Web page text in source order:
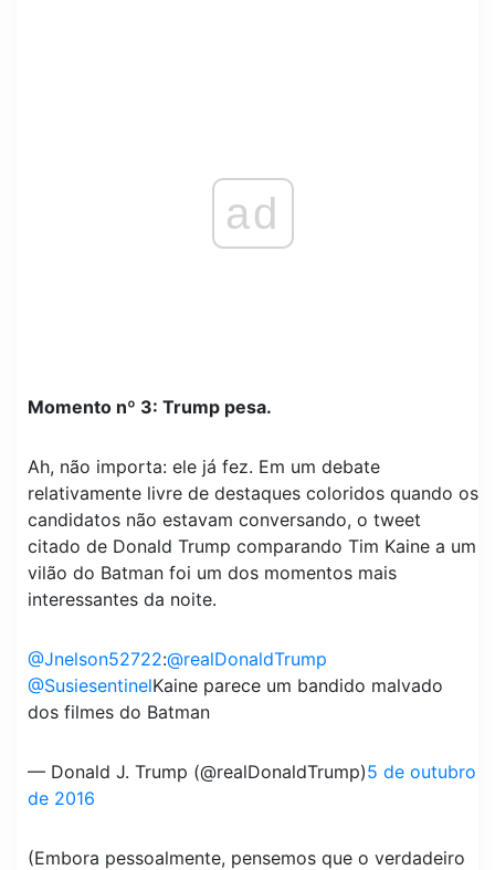
ad
Momento nº 3: Trump pesa.
Ah, não importa: ele já fez. Em um debate
relativamente livre de destaques coloridos quando os
candidatos não estavam conversando, o tweet
citado de Donald Trump comparando Tim Kaine a um
vilão do Batman foi um dos momentos mais
interessantes da noite.
@Jnelson52722:@realDonaldTrump
@SusiesentinelKaine parece um bandido malvado
dos filmes do Batman
— Donald J. Trump (@realDonaldTrump)5 de outubro
de 2016
(Embora pessoalmente, pensemos que o verdadeiro